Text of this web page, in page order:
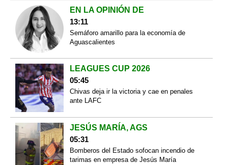
EN LA OPINIÓN DE
13:11
Semáforo amarillo para la economía de
Aguascalientes
LEAGUES CUP 2026
05:45
Chivas deja ir la victoria y cae en penales
ante LAFC
JESÚS MARÍA, AGS
05:31
Bomberos del Estado sofocan incendio de
tarimas en empresa de Jesús María